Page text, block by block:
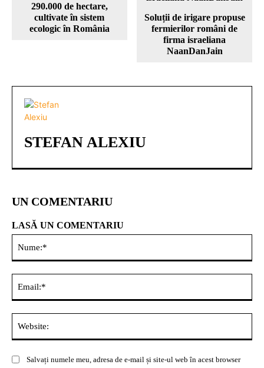
290.000 de hectare,
cultivate în sistem
ecologic în România
Soluții de irigare propuse
fermierilor români de
firma israeliana
NaanDanJain
STEFAN ALEXIU
UN COMENTARIU
LASĂ UN COMENTARIU
Salvați numele meu, adresa de e-mail și site-ul web în acest browser